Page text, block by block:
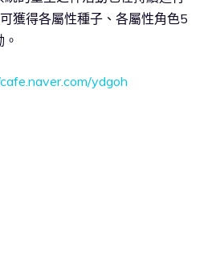
獲得各屬性種子、各屬性角色5
ydgoh